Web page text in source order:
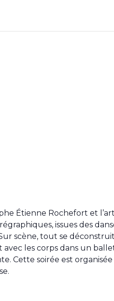
Étienne Rochefort et
issues des
scène, tout se
les corps dans un
Cette soirée est organisée